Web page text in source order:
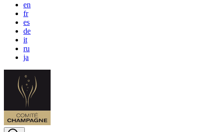
en
fr
es
de
it
ru
ja